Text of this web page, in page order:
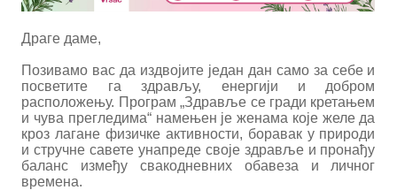
Драге даме,
Позивамо вас да издвојите један дан само за себе и
посветите га здрављу, енергији и добром
расположењу. Програм „Здравље се гради кретањем
и чува прегледима“ намењен је женама које желе да
кроз лагане физичке активности, боравак у природи
и стручне савете унапреде своје здравље и пронађу
баланс између свакодневних обавеза и личног
времена.